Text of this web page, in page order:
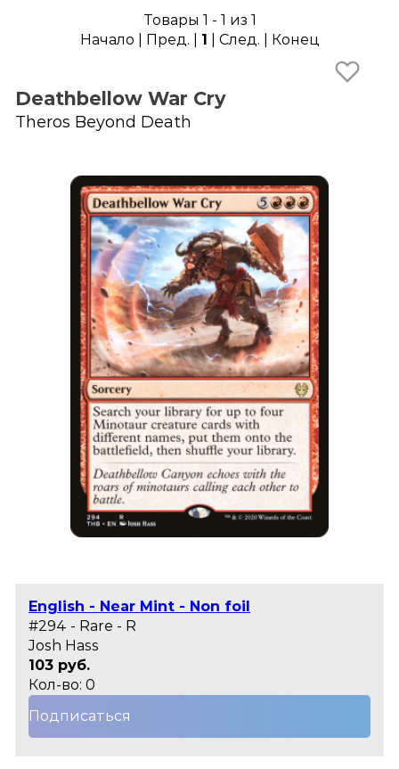
Товары 1 - 1 из 1
Начало | Пред. | 1 | След. | Конец
Deathbellow War Cry
Theros Beyond Death
English - Near Mint - Non foil
#294 - Rare - R
Josh Hass
103 руб.
Кол-во: 0
Подписаться